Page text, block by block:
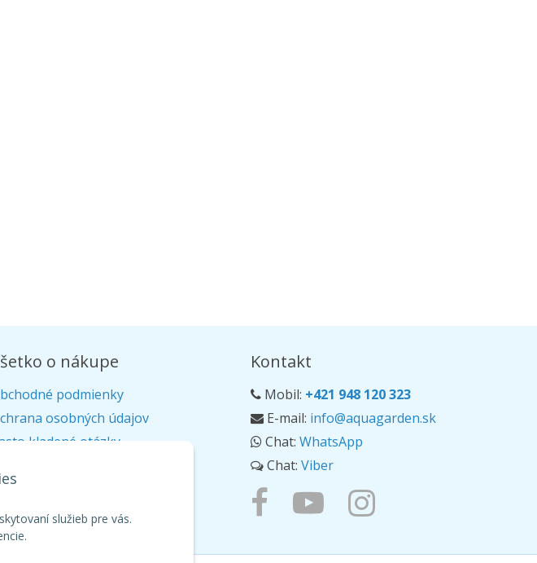
služieb pre vás.
o nákupe
podmienky
osobných údajov
kladené otázky
nakupovať
Kontakt
Mobil: +421 948 120 323
E-mail: info@aquagarden.sk
Chat: WhatsApp
Chat: Viber